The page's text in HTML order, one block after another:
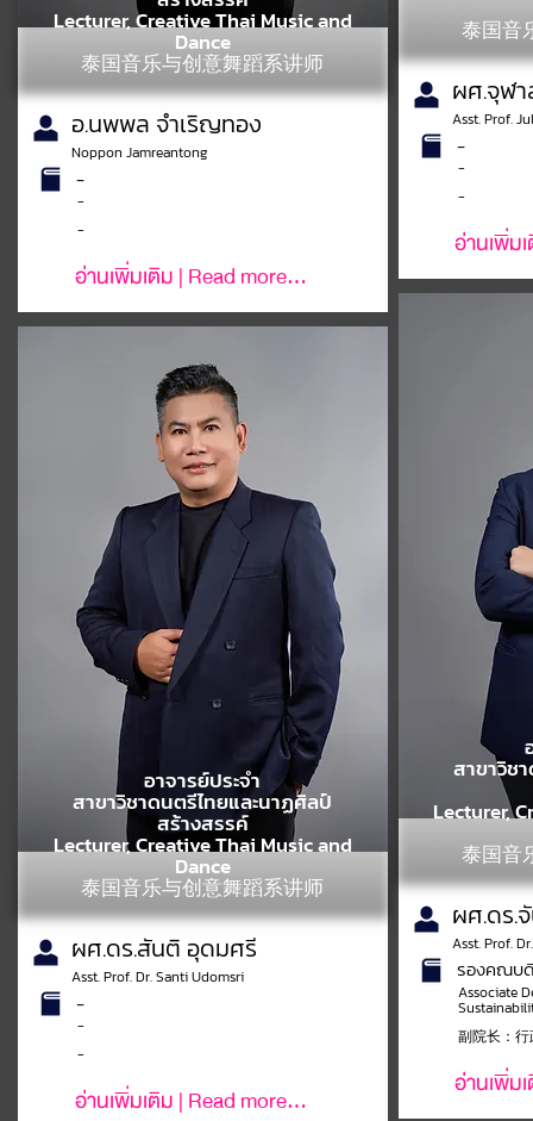
Lecturer, Creative Thai Music and
Dance
泰国音乐与创意舞蹈系讲师
อ.นพพล จำเริญทอง
Noppon Jamreantong
-
-
-
อ่านเพิ่มเติม | Read more...
อาจารย์ประจำ
สาขาวิชาดนตรีไทยและนาฏศิลป์
สร้างสรรค์
Lecturer, Creative Thai Music and
Dance
泰国音乐与创意舞蹈系讲师
ผศ.ดร.สันติ อุดมศรี
Asst. Prof. Dr. Santi Udomsri
-
-
-
อ่านเพิ่มเติม | Read more...
泰国音
ผศ.จุฬ
Asst. Prof.
-
-
-
อ่านเพิ่ม
สาขาวิช
Lecturer,
泰国音
ผศ.ดร.
Asst. Prof.
รองคณบ
Associate
副院长：
อ่านเพิ่ม